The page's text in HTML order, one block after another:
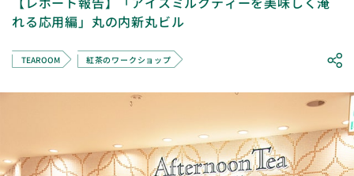
れる応用編」丸の内新丸ビル
TEAROOM 紅茶のワークショップ